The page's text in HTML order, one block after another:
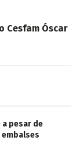
Cesfam Óscar
pesar de